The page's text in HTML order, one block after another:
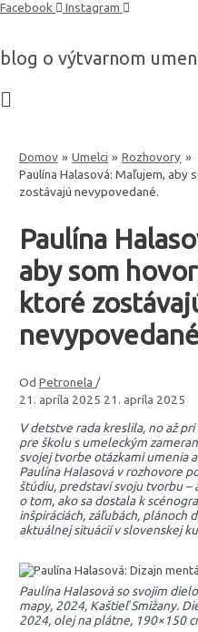
Preskočiť
Facebook Instagram
blog o výtvarnom
Domov Umelci
Rozhovory
Paulína Halasová: Maľujem, aby
zostávajú nevypovedané.
Paulína
aby som
ktoré
Od Petronela /
21. apríla 2025 21. apríla 2025
V detstve rada kreslila, no až
pre školu s umeleckým
svojej tvorbe otázkami umenia
Paulína Halasová v rozhovore
štúdiu, predstaví svoju tvorbu –
o tom, ako sa dostala k
inšpiráciách, záľubách, plánoch
aktuálnej situácií v slovenskej
Paulína Halasová so svojim
mapy, 2024, Kaštieľ Smižany.
2024, olej na plátne, 190×150